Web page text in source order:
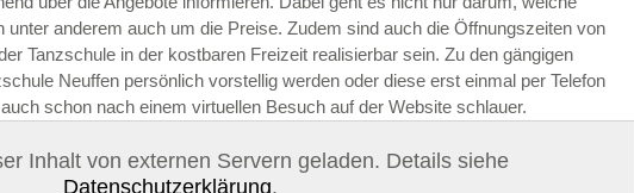
ABSENDEN
unter anderem auch um die Preise. Zudem sind auch die Öffnungszeiten von
Tanzschule in der kostbaren Freizeit realisierbar sein. Zu den gängigen
Neuffen persönlich vorstellig werden oder diese erst einmal per Telefon
schon nach einem virtuellen Besuch auf der Website schlauer.
Inhalt von externen Servern geladen. Details siehe
Datenschutzerklärung.